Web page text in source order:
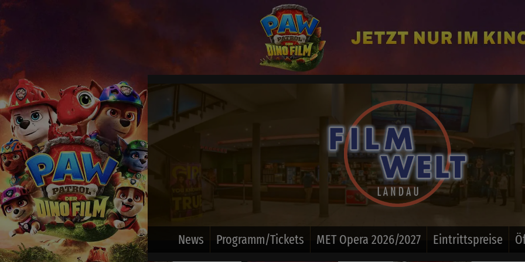
News Programm/Tickets MET Opera 2026/2027 Eintrittspreise